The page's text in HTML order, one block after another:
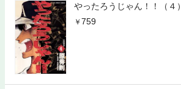
やったろうじゃん！！（４）
759